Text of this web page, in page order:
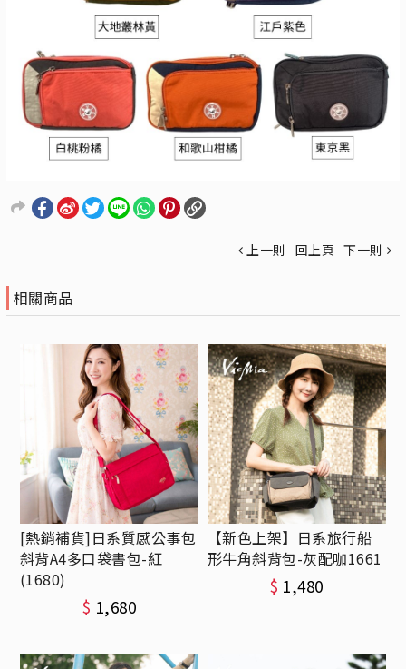
上一則 回上頁 下一則
相關商品
[熱銷補貨]日系質感公事包
斜背A4多口袋書包-紅
(1680)
$ 1,680
【新色上架】日系旅行船
形牛角斜背包-灰配咖1661
$ 1,480